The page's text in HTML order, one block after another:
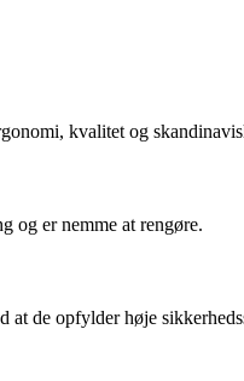
kvalitet og
og er nemme at rengøre.
de opfylder høje